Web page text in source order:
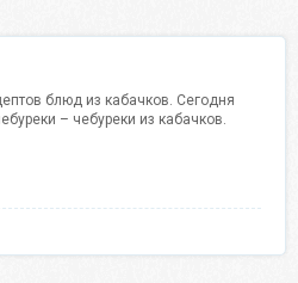
блюд из кабачков. Сегодня
– чебуреки из кабачков.